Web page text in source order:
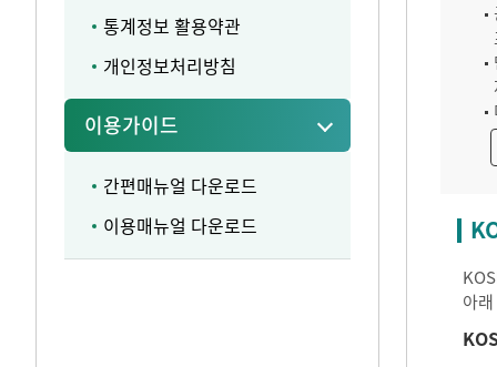
통계정보 활용약관
개인정보처리방침
이용가이드
간편매뉴얼 다운로드
이용매뉴얼 다운로드
아